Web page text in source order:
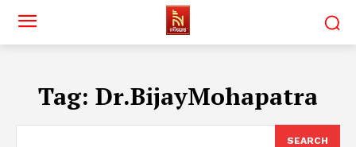
Tag: Dr.BijayMohapatra
SEARCH